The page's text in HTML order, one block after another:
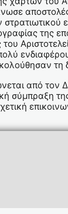
της
του
τη
από τον
σύμπραξη